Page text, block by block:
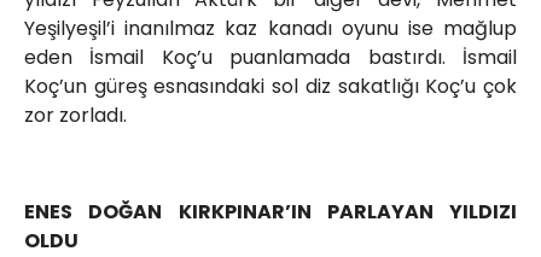
Yeşilyeşil’i inanılmaz kaz kanadı oyunu ise mağlup
eden İsmail Koç’u puanlamada bastırdı. İsmail
Koç’un güreş esnasındaki sol diz sakatlığı Koç’u çok
zor zorladı.
ENES DOĞAN KIRKPINAR’IN PARLAYAN YILDIZI
OLDU